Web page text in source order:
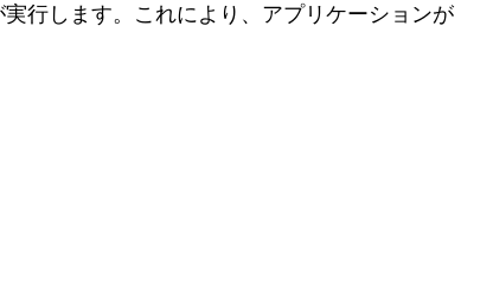
行します。これにより、アプリケーションが